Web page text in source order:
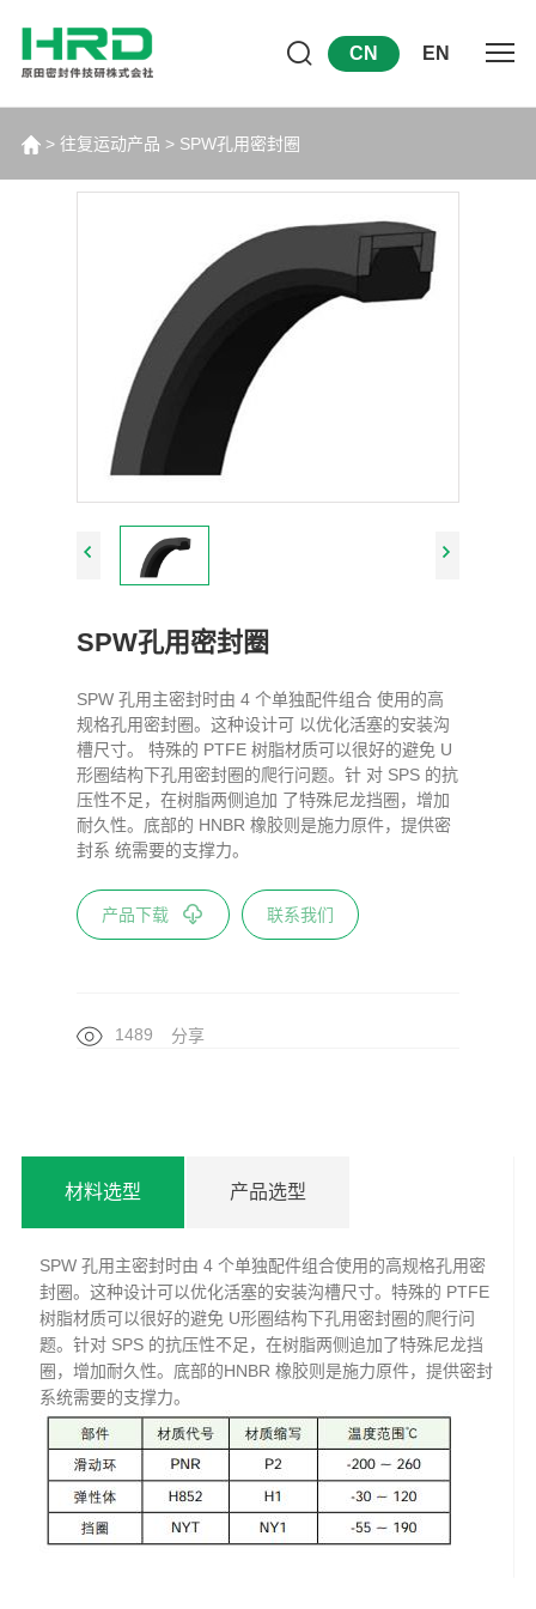
CN EN
> 往复运动产品 > SPW孔用密封圈
SPW孔用密封圈
SPW 孔用主密封时由 4 个单独配件组合 使用的高
规格孔用密封圈。这种设计可 以优化活塞的安装沟
槽尺寸。 特殊的 PTFE 树脂材质可以很好的避免 U
形圈结构下孔用密封圈的爬行问题。针 对 SPS 的抗
压性不足，在树脂两侧追加 了特殊尼龙挡圈，增加
耐久性。底部的 HNBR 橡胶则是施力原件，提供密
封系 统需要的支撑力。
产品下载 联系我们
1489 分享
材料选型 产品选型
SPW 孔用主密封时由 4 个单独配件组合使用的高规格孔用密
封圈。这种设计可以优化活塞的安装沟槽尺寸。特殊的 PTFE
树脂材质可以很好的避免 U形圈结构下孔用密封圈的爬行问
题。针对 SPS 的抗压性不足，在树脂两侧追加了特殊尼龙挡
圈，增加耐久性。底部的HNBR 橡胶则是施力原件，提供密封
系统需要的支撑力。